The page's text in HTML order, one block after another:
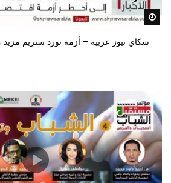
سكاي نيوز عربية – أزمة نورد ستريم مزيد